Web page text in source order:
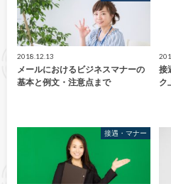
2018.12.13
メールにおけるビジネスマナーの
基本と例文・注意点まで
接
ク
接遇・マナー